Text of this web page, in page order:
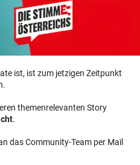
ist, ist zum jetzigen Zeitpunkt
themenrelevanten Story
.
das Community-Team per Mail